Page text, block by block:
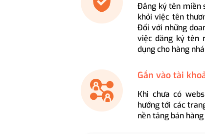
Đăng ký tên miền
khỏi việc tên
Đối với những
việc đăng ký tên
dụng cho hàng
Gắn vào tài
Khi chưa có
hướng tới các
nền tảng bán hàng